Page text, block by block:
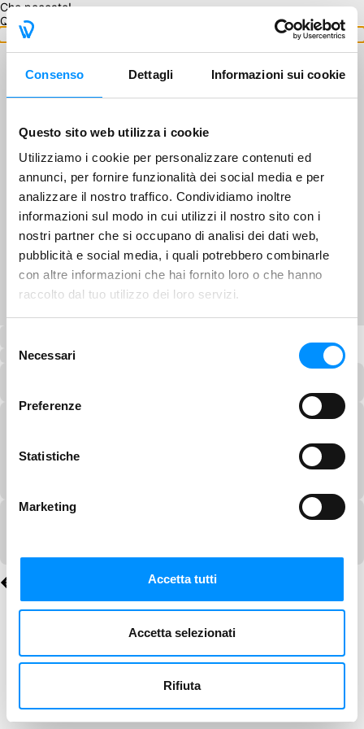
Consenso Dettagli Informazioni sui cookie
Questo sito web utilizza i cookie
Utilizziamo i cookie per personalizzare contenuti ed
annunci, per fornire funzionalità dei social media e per
analizzare il nostro traffico. Condividiamo inoltre
informazioni sul modo in cui utilizzi il nostro sito con i
nostri partner che si occupano di analisi dei dati web,
pubblicità e social media, i quali potrebbero combinarle
con altre informazioni che hai fornito loro o che hanno
raccolto dal tuo utilizzo dei loro servizi.
delNecessari
Preferenze
Statistiche
Marketing
Accetta tutti
Accetta selezionati
Rifiuta
Che peccato!
Questo GA non è disponibile.